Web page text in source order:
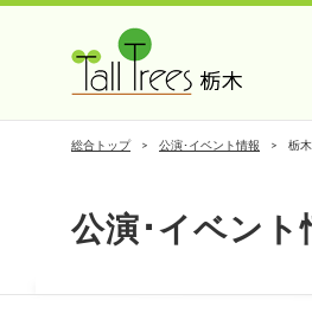
総合トップ 公演･イベント情報 栃
公演･イベント